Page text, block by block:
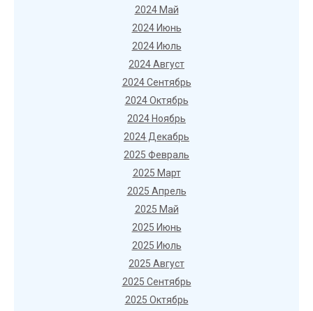
2024 Май
2024 Июнь
2024 Июль
2024 Август
2024 Сентябрь
2024 Октябрь
2024 Ноябрь
2024 Декабрь
2025 Февраль
2025 Март
2025 Апрель
2025 Май
2025 Июнь
2025 Июль
2025 Август
2025 Сентябрь
2025 Октябрь